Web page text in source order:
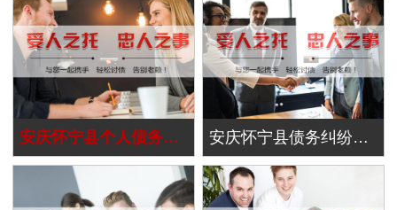
安庆怀宁县个人债务追讨 安庆怀宁县债务纠纷处理